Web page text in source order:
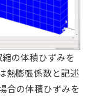
の体積ひずみを
熱膨張係数と記述
合の体積ひずみを